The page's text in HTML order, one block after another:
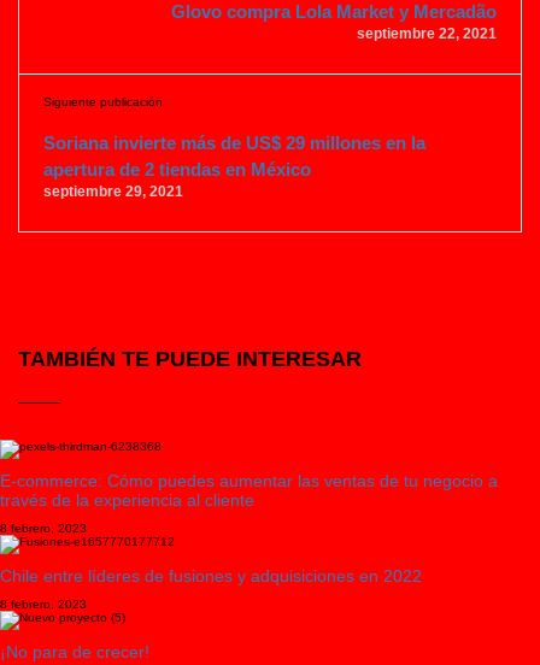
Glovo compra Lola Market y Mercadão
septiembre 22, 2021
Siguiente publicación
Soriana invierte más de US$ 29 millones en la
apertura de 2 tiendas en México
septiembre 29, 2021
TAMBIÉN TE PUEDE INTERESAR
E-commerce: Cómo puedes aumentar las ventas de tu negocio a
través de la experiencia al cliente
8 febrero, 2023
Chile entre líderes de fusiones y adquisiciones en 2022
8 febrero, 2023
¡No para de crecer!